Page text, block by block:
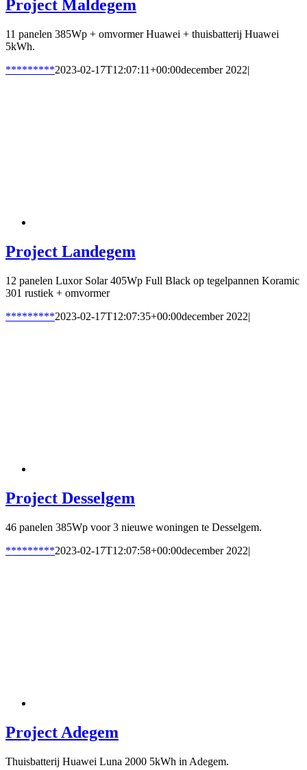
Project Maldegem
11 panelen 385Wp + omvormer Huawei + thuisbatterij Huawei
5kWh.
*********2023-02-17T12:07:11+00:00december 2022|
Project Landegem
12 panelen Luxor Solar 405Wp Full Black op tegelpannen Koramic
301 rustiek + omvormer
*********2023-02-17T12:07:35+00:00december 2022|
Project Desselgem
46 panelen 385Wp voor 3 nieuwe woningen te Desselgem.
*********2023-02-17T12:07:58+00:00december 2022|
Project Adegem
Thuisbatterij Huawei Luna 2000 5kWh in Adegem.